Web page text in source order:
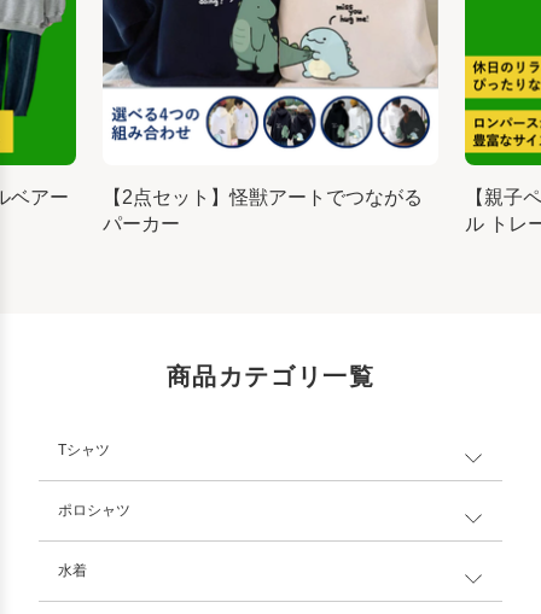
ベアー
【2点セット】怪獣アートでつながる
パーカー
【親子
ル トレ
商品カテゴリ一覧
Tシャツ
ポロシャツ
水着